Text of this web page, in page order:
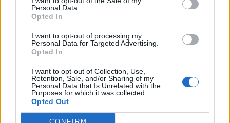
Personal Data.
Opted In
I want to opt-out of processing my
Personal Data for Targeted Advertising.
Opted In
I want to opt-out of Collection, Use,
Retention, Sale, and/or Sharing of my
Personal Data that Is Unrelated with the
Purposes for which it was collected.
Opted Out
CONFIRM
– piazza della Libertà, davanti al palazzo
comunale
– piazza Santo Stefano
– via Dossena (lato piazza Gobetti)
– corso Acqui, di fronte alla chiesa di San
Giovanni Evangelista